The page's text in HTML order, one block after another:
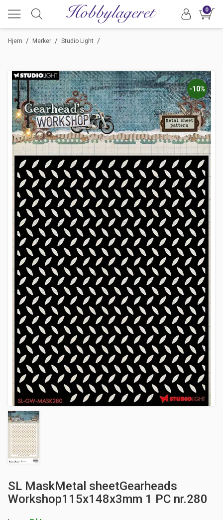
0
/
Hjem /
Merker /
Studio Light
-10%
SL MaskMetal sheetGearheads
Workshop115x148x3mm 1 PC nr.280